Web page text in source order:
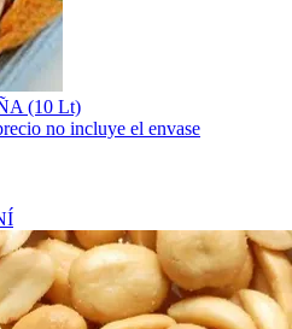
(10 Lt)
no incluye el envase